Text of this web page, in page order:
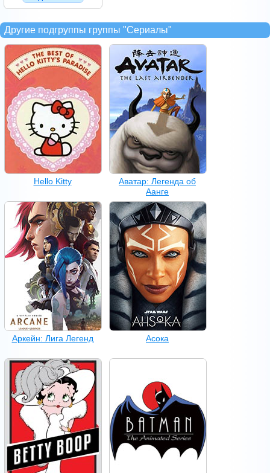
Другие подгруппы группы "Сериалы"
Hello Kitty
Аватар: Легенда об
Аанге
Аркейн: Лига Легенд Асока